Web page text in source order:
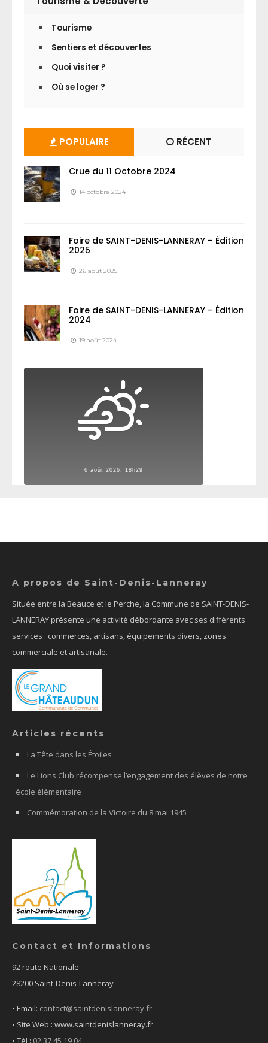
Tourisme
Sentiers et découvertes
Quoi visiter ?
Où se loger ?
POPULAIRE RÉCENT
Crue du 11 Octobre 2024
14 octobre 2024
Foire de SAINT-DENIS-LANNERAY – Édition
2025
26 août 2025
Foire de SAINT-DENIS-LANNERAY – Édition
2024
19 août 2024
6 août 2026, 18h29
A propos de Saint-Denis-Lanneray
Située entre la Beauce et le Perche, la Commune de SAINT-DENIS-
LANNERAY présente une activité débordante avec ses différents
services : commerces, artisans, équipements divers, zones
commerciale et artisanale.
Articles récents
La Tête dans les Étoiles
Le Lions Club récompense l’engagement des élèves de notre
école élémentaire
Commémoration de la Victoire du 8 mai 1945
Contact et Informations
92 route Nationale
28200 Saint-Denis-Lanneray
• Email: contact@saintdenislanneray.fr
• Site Web : www.saintdenislanneray.fr
• Tél : 02 37 45 19 04